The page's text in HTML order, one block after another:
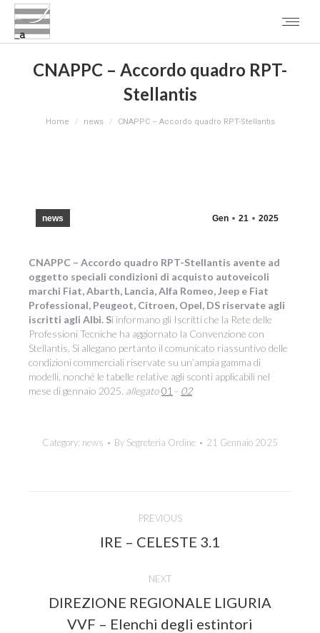
CNAPPC – Accordo quadro RPT-
Stellantis
Home news CNAPPC – Accordo quadro RPT-Stellantis
Gen 21 2025
news
CNAPPC – Accordo quadro RPT-Stellantis avente ad
oggetto speciali condizioni di acquisto autoveicoli
marchi Fiat, Abarth, Lancia, Alfa Romeo, Jeep e Fiat
Professional, Peugeot, Citroen, Opel, DS riservate agli
iscritti agli Albi. Si informano gli Iscritti che la Rete delle
Professioni Tecniche ha aggiornato la Convenzione con
Stellantis. Si allegano pertanto il comunicato riassuntivo delle
condizioni commerciali riservate su un’ampia gamma di
modelli, nonché le tabelle relative agli sconti applicabili nel
mese di gennaio 2025 . allegato01 – 02
Category: news By Segreteria Ordine 21 Gennaio 2025
navigation
PREVIOUS
Previous
post:
IRE – CELESTE 3.1
NEXT
Next
post:
DIREZIONE REGIONALE LIGURIA
VVF – Elenchi degli estintori